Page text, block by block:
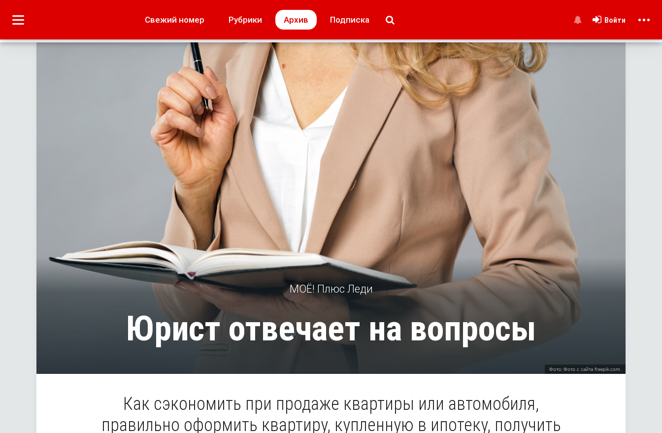
Свежий номер Рубрики Архив Подписка Войти
Лето наших читателей
МОЁ! Плюс Липецк
Образование + карьера
Свадьба недели
МОЁ! Плюс Леди
Юрист отвечает на вопросы
Фото: Фото с сайта freepik.com.
Как сэкономить при продаже квартиры или автомобиля,
правильно оформить квартиру, купленную в ипотеку, получить